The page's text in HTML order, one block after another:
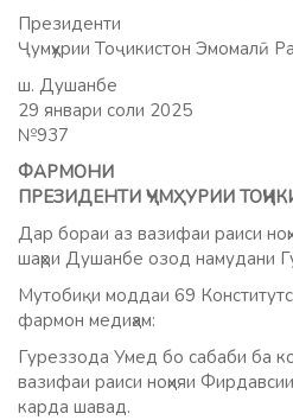
Президенти
Ҷумҳурии Тоҷикистон Эмомалӣ
ш. Душанбе
29 январи соли 2025
№937
ФАРМОНИ
ПРЕЗИДЕНТИ ҶУМҲУРИИ
Дар бораи аз вазифаи раиси
шаҳри Душанбе озод намудани
Мутобиқи моддаи 69
фармон медиҳам:
Гуреззода Умед бо сабаби ба
вазифаи раиси ноҳияи
карда шавад.